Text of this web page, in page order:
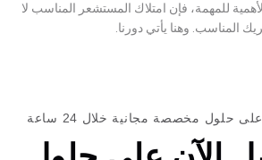
للمهمة، فإن امتلاك المستشعر المناسب لا
المناسب. وهنا يأتي دورنا.
حلول مخصصة مجانية خلال 24 ساعة